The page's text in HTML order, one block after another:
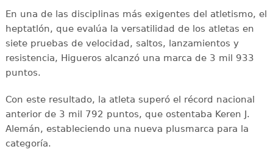
En una de las disciplinas más exigentes del atletismo, el
heptatlón, que evalúa la versatilidad de los atletas en
siete pruebas de velocidad, saltos, lanzamientos y
resistencia, Higueros alcanzó una marca de 3 mil 933
puntos.
Con este resultado, la atleta superó el récord nacional
anterior de 3 mil 792 puntos, que ostentaba Keren J.
Alemán, estableciendo una nueva plusmarca para la
categoría.